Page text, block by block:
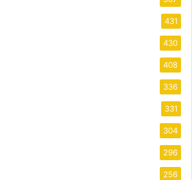
431
430
408
336
331
304
296
256